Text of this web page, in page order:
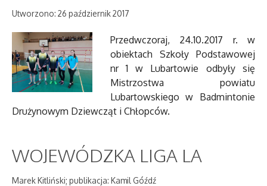
Utworzono: 26 październik 2017
Przedwczoraj, 24.10.2017 r. w
obiektach Szkoły Podstawowej
nr 1 w Lubartowie odbyły się
Mistrzostwa powiatu
Lubartowskiego w Badmintonie
Drużynowym Dziewcząt i Chłopców.
WOJEWÓDZKA LIGA LA
Marek Kitliński; publikacja: Kamil Góźdź